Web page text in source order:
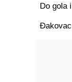
Do gola